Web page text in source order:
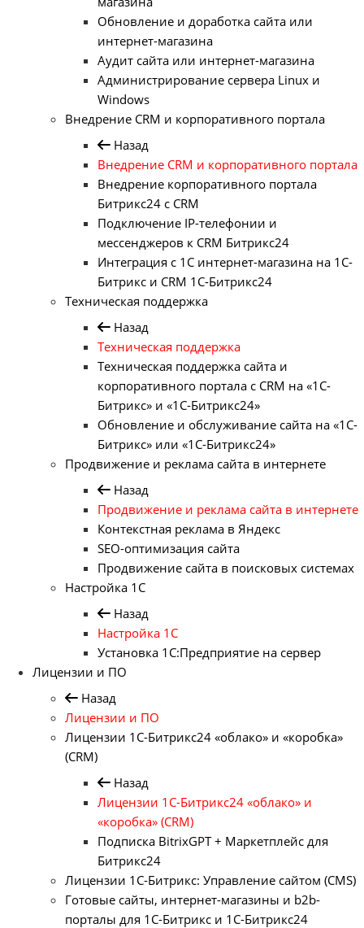
Обновление и доработка сайта или
интернет-магазина
Аудит сайта или интернет-магазина
Администрирование сервера Linux и
Windows
Внедрение CRM и корпоративного портала
Назад
Внедрение CRM и корпоративного портала
Внедрение корпоративного портала
Битрикс24 с CRM
Подключение IP-телефонии и
мессенджеров к CRM Битрикс24
Интеграция с 1С интернет-магазина на 1С-
Битрикс и CRM 1С-Битрикс24
Техническая поддержка
Назад
Техническая поддержка
Техническая поддержка сайта и
корпоративного портала с CRM на «1С-
Битрикс» и «1С-Битрикс24»
Обновление и обслуживание сайта на «1С-
Битрикс» или «1С-Битрикс24»
Продвижение и реклама сайта в интернете
Назад
Продвижение и реклама сайта в интернете
Контекстная реклама в Яндекс
SEO-оптимизация сайта
Продвижение сайта в поисковых системах
Настройка 1С
Назад
Настройка 1С
Установка 1С:Предприятие на сервер
Лицензии и ПО
Назад
Лицензии и ПО
Лицензии 1С-Битрикс24 «облако» и «коробка»
(CRM)
Назад
Лицензии 1С-Битрикс24 «облако» и
«коробка» (CRM)
Подписка BitrixGPT + Маркетплейс для
Битрикс24
Лицензии 1С-Битрикс: Управление сайтом (CMS)
Готовые сайты, интернет-магазины и b2b-
порталы для 1С-Битрикс и 1С-Битрикс24